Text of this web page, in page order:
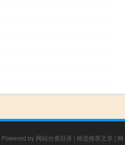
Powered by 网站分类目录 | 精选推荐文章 | 网